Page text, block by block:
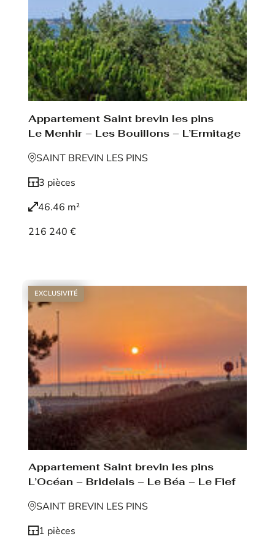
Appartement Saint brevin les pins
Le Menhir – Les Bouillons – L’Ermitage
SAINT BREVIN LES PINS
3 pièces
46.46 m²
216 240 €
EXCLUSIVITÉ
Appartement Saint brevin les pins
L’Océan – Bridelais – Le Béa – Le Fief
SAINT BREVIN LES PINS
1 pièces